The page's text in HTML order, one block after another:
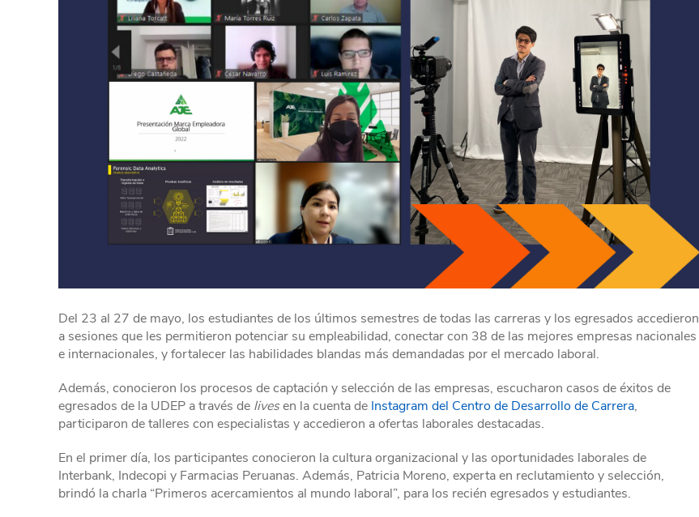
Del 23 al 27 de mayo, los estudiantes de los últimos semestres de todas las carreras y los egresados accedieron
a sesiones que les permitieron potenciar su empleabilidad, conectar con 38 de las mejores empresas nacionales
e internacionales, y fortalecer las habilidades blandas más demandadas por el mercado laboral.
Además, conocieron los procesos de captación y selección de las empresas, escucharon casos de éxitos de
egresados de la UDEP a través de livesen la cuenta de Instagram del Centro de Desarrollo de Carrera,
participaron de talleres con especialistas y accedieron a ofertas laborales destacadas.
En el primer día, los participantes conocieron la cultura organizacional y las oportunidades laborales de
Interbank, Indecopi y Farmacias Peruanas. Además, Patricia Moreno, experta en reclutamiento y selección,
brindó la charla “Primeros acercamientos al mundo laboral”, para los recién egresados y estudiantes.